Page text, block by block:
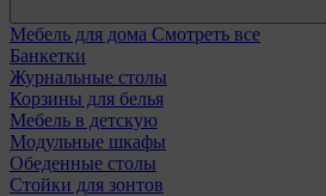
Мебель для дома Смотреть все
Банкетки
Журнальные столы
Корзины для белья
Мебель в детскую
Модульные шкафы
Обеденные столы
Стойки для зонтов